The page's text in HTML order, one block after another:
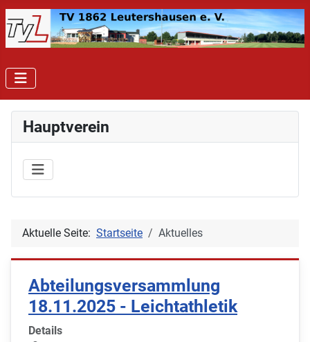
Hauptverein
Aktuelle Seite: Startseite Aktuelles
Abteilungsversammlung
18.11.2025 - Leichtathletik
Details